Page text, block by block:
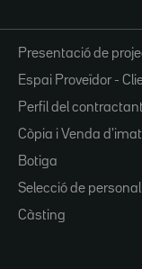
Presentació de
Espai Proveïdor -
Perfil del
Còpia i Venda
Botiga
Selecció de personal
Càsting